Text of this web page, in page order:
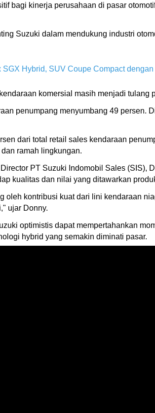
bagi kinerja perusahaan di pasar
Suzuki dalam mendukung industri
SGX Hybrid, SUV Coupe Compact
komersial masih menjadi tulang
penumpang menyumbang 49 persen.
dari total retail sales kendaraan
ramah lingkungan.
PT Suzuki Indomobil Sales
kualitas dan nilai yang ditawarkan
oleh kontribusi kuat dari lini kendaraan
ujar Donny.
optimistis dapat mempertahankan
hybrid yang semakin diminati pasar.